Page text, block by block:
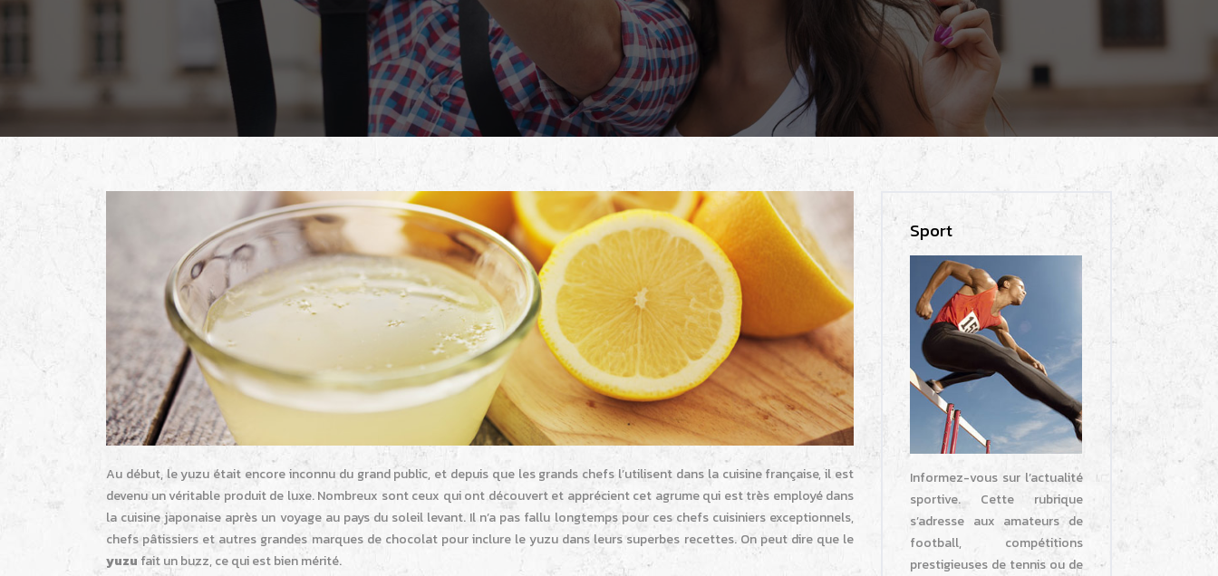
Au début, le yuzu était encore inconnu du grand public, et depuis que les grands chefs l’utilisent dans la cuisine française, il est
devenu un véritable produit de luxe. Nombreux sont ceux qui ont découvert et apprécient cet agrume qui est très employé dans
la cuisine japonaise après un voyage au pays du soleil levant. Il n’a pas fallu longtemps pour ces chefs cuisiniers exceptionnels,
chefs pâtissiers et autres grandes marques de chocolat pour inclure le yuzu dans leurs superbes recettes. On peut dire que le
yuzu fait un buzz, ce qui est bien mérité.
Sport
Informez-vous sur l’actualité
sportive. Cette rubrique
s’adresse aux amateurs de
football, compétitions
prestigieuses de tennis ou de